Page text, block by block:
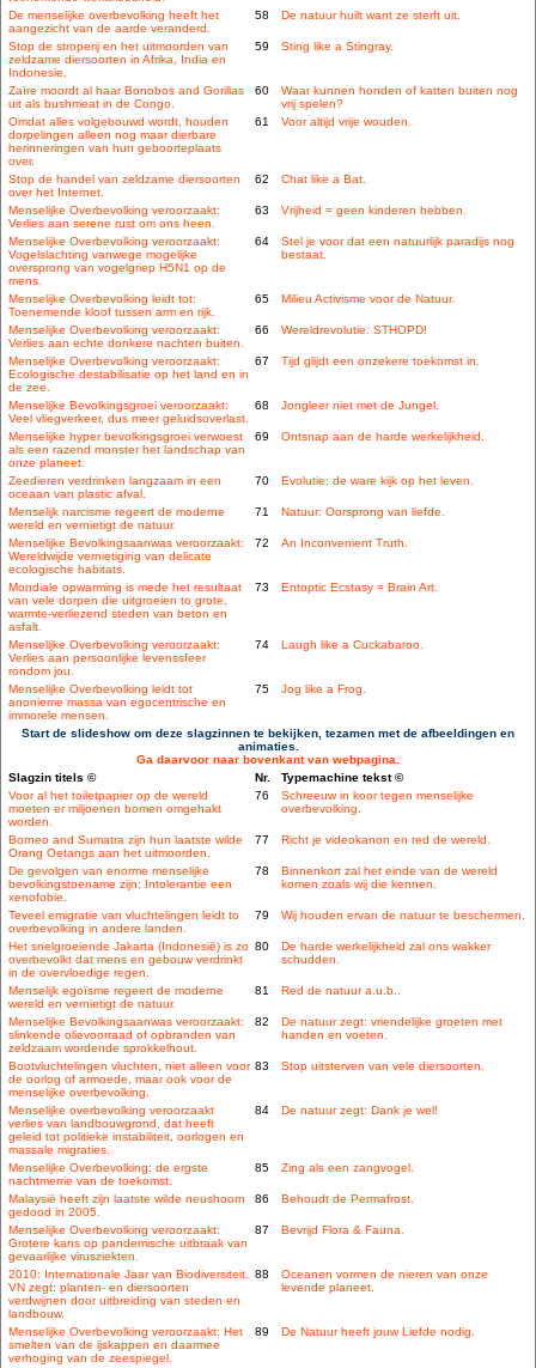
De menselijke overbevolking heeft het
aangezicht van de aarde veranderd.
58 De natuur huilt want ze sterft uit.
Stop de stroperij en het uitmoorden van
zeldzame diersoorten in Afrika, India en
Indonesie.
59 Sting like a Stingray.
Zaïre moordt al haar Bonobos and Gorillas
uit als bushmeat in de Congo.
60
Waar kunnen honden of katten buiten nog
vrij spelen?
Omdat alles volgebouwd wordt, houden
dorpelingen alleen nog maar dierbare
herinneringen van hun geboorteplaats
over.
61 Voor altijd vrije wouden.
Stop de handel van zeldzame diersoorten
over het Internet.
62 Chat like a Bat.
Menselijke Overbevolking veroorzaakt:
Verlies aan serene rust om ons heen.
63 Vrijheid = geen kinderen hebben.
Menselijke Overbevolking veroorzaakt:
Vogelslachting vanwege mogelijke
oversprong van vogelgriep H5N1 op de
mens.
64
Stel je voor dat een natuurlijk paradijs nog
bestaat.
Menselijke Overbevolking leidt tot:
Toenemende kloof tussen arm en rijk.
65 Milieu Activisme voor de Natuur.
Menselijke Overbevolking veroorzaakt:
Verlies aan echte donkere nachten buiten.
66 Wereldrevolutie: STHOPD!
Menselijke Overbevolking veroorzaakt:
Ecologische destabilisatie op het land en in
de zee.
67 Tijd glijdt een onzekere toekomst in.
Menselijke Bevolkingsgroei veroorzaakt:
Veel vliegverkeer, dus meer geluidsoverlast.
68 Jongleer niet met de Jungel.
Menselijke hyper bevolkingsgroei verwoest
als een razend monster het landschap van
onze planeet.
69 Ontsnap aan de harde werkelijkheid.
Zeedieren verdrinken langzaam in een
oceaan van plastic afval.
70 Evolutie: de ware kijk op het leven.
Menselijk narcisme regeert de moderne
wereld en vernietigt de natuur.
71 Natuur: Oorsprong van liefde.
Menselijke Bevolkingsaanwas veroorzaakt:
Wereldwijde vernietiging van delicate
ecologische habitats.
72 An Inconvenient Truth.
Mondiale opwarming is mede het resultaat
van vele dorpen die uitgroeien to grote,
warmte-verliezend steden van beton en
asfalt.
73 Entoptic Ecstasy = Brain Art.
Menselijke Overbevolking veroorzaakt:
Verlies aan persoonlijke levenssfeer
rondom jou.
74 Laugh like a Cuckabaroo.
Menselijke Overbevolking leidt tot
anonieme massa van egocentrische en
immorele mensen.
75 Jog like a Frog.
Start de slideshow om deze slagzinnen te bekijken, tezamen met de afbeeldingen en
animaties.
Ga daarvoor naar bovenkant van webpagina.
Slagzin titels ©
Nr.
Typemachine tekst ©
Voor al het toiletpapier op de wereld
moeten er miljoenen bomen omgehakt
worden.
76
Schreeuw in koor tegen menselijke
overbevolking.
Borneo and Sumatra zijn hun laatste wilde
Orang Oetangs aan het uitmoorden.
77 Richt je videokanon en red de wereld.
De gevolgen van enorme menselijke
bevolkingstoename zijn: Intolerantie een
xenofobie.
78
Binnenkort zal het einde van de wereld
komen zoals wij die kennen.
Teveel emigratie van vluchtelingen leidt to
overbevolking in andere landen.
79 Wij houden ervan de natuur te beschermen.
Het snelgroeiende Jakarta (Indonesië) is zo
overbevolkt dat mens en gebouw verdrinkt
in de overvloedige regen.
80
De harde werkelijkheid zal ons wakker
schudden.
Menselijk egoïsme regeert de moderne
wereld en vernietigt de natuur.
81 Red de natuur a.u.b..
Menselijke Bevolkingsaanwas veroorzaakt:
slinkende olievoorraad of opbranden van
zeldzaam wordende sprokkelhout.
82
De natuur zegt: vriendelijke groeten met
handen en voeten.
Bootvluchtelingen vluchten, niet alleen voor
de oorlog of armoede, maar ook voor de
menselijke overbevolking.
83 Stop uitsterven van vele diersoorten.
Menselijke overbevolking veroorzaakt
verlies van landbouwgrond, dat heeft
geleid tot politieke instabiliteit, oorlogen en
massale migraties.
84 De natuur zegt: Dank je wel!
Menselijke Overbevolking: de ergste
nachtmerrie van de toekomst.
85 Zing als een zangvogel.
Malaysië heeft zijn laatste wilde neushoorn
gedood in 2005.
86 Behoudt de Permafrost.
Menselijke Overbevolking veroorzaakt:
Grotere kans op pandemische uitbraak van
gevaarlijke virusziekten.
87 Bevrijd Flora & Fauna.
2010: Internationale Jaar van Biodiversiteit.
VN zegt: planten- en diersoorten
verdwijnen door uitbreiding van steden en
landbouw.
88
Oceanen vormen de nieren van onze
levende planeet.
Menselijke Overbevolking veroorzaakt: Het
smelten van de ijskappen en daarmee
verhoging van de zeespiegel.
89 De Natuur heeft jouw Liefde nodig.